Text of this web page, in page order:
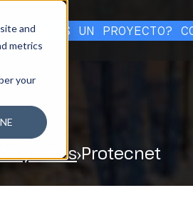
and
metrics
your
¿TIENES UN PROYECTO?
y vides Protecnet